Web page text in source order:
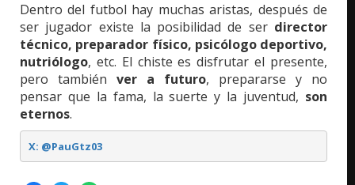
Dentro del futbol hay muchas aristas, después de
ser jugador existe la posibilidad de ser director
técnico, preparador físico, psicólogo deportivo,
nutriólogo, etc. El chiste es disfrutar el presente,
pero también ver a futuro, prepararse y no
pensar que la fama, la suerte y la juventud, son
eternos.
X: @PauGtz03